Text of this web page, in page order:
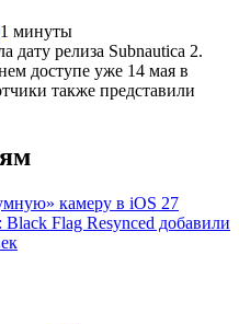
1 минуты
дату релиза Subnautica 2.
доступе уже 14 мая в
также представили
камеру в iOS 27
Black Flag Resynced добавили